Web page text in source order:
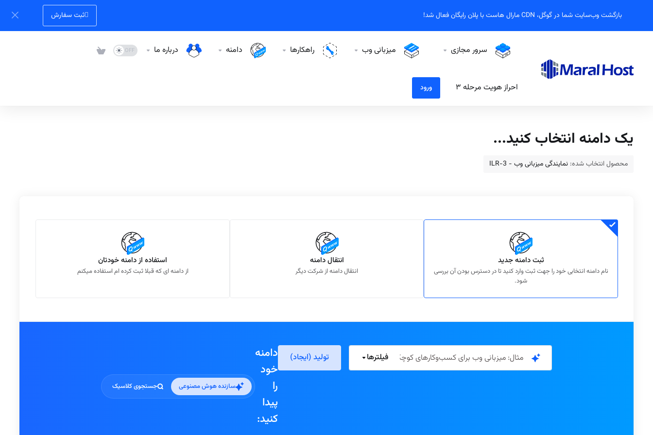
بازگشت وب‌سایت شما در گوگل، CDN مارال هاست با پلان رایگان فعال شد! ثبت سفارش
سرور مجازی میزبانی وب راهکارها دامنه درباره ما
احراز هویت مرحله ۳ ورود
یک دامنه انتخاب کنید...
محصول انتخاب شده: نمایندگی میزبانی وب - ILR-3
ثبت دامنه جدید
نام دامنه انتخابی خود را جهت ثبت وارد کنید تا در دسترس بودن آن بررسی
شود.
انتقال دامنه
انتقال دامنه از شرکت دیگر
استفاده از دامنه خودتان
از دامنه ای که قبلا ثبت کرده ام استفاده میکنم
دامنه
خود
را
پیدا
کنید:
سازنده هوش مصنوعی جستجوی کلاسیک
فیلترها تولید (ایجاد)